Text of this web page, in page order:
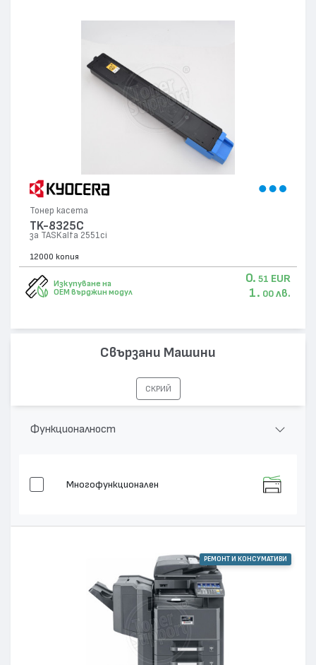
Тонер касета
TK-8325C
за TASKalfa 2551ci
12000 копия
Изкупуване на
OEM върджин модул
0. 51 EUR
1. 00 лв.
Свързани Машини
СКРИЙ
Функционалност
Многофункционален
РЕМОНТ И КОНСУМАТИВИ